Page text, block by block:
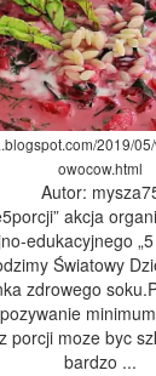
2019/
owocow.html
Autor:
akcja
edukacyjnego
Światowy
zdrowego
porcji moze byc
bardzo ...